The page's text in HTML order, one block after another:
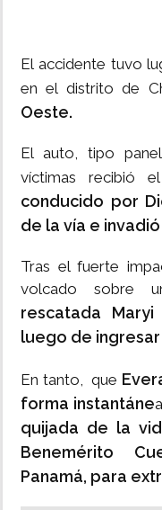
El accidente tuvo
en el distrito de
Oeste.
El auto, tipo
víctimas recibió
conducido por
de la vía e
Tras el fuerte
volcado sobre
rescatada
luego de ingresar
En tanto, que
forma instantáne
quijada de la
Benemérito
Panamá, para